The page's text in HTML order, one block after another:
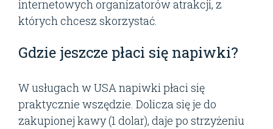
internetowych organizatorów atrakcji, z
których chcesz skorzystać.
Gdzie jeszcze płaci się napiwki?
W usługach w USA napiwki płaci się
praktycznie wszędzie. Dolicza się je do
zakupionej kawy (1 dolar), daje po strzyżeniu